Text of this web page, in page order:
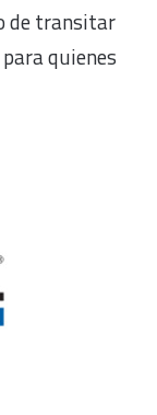
de transitar
para quienes